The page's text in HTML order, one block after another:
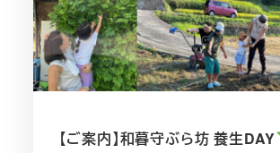
【ご案内】和暮守ぶら坊 養生DAY